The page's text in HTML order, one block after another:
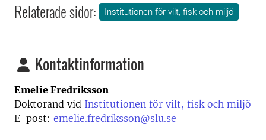
Relaterade sidor: Institutionen för vilt, fisk och miljö
Kontaktinformation
Emelie Fredriksson
Doktorand vid Institutionen för vilt, fisk och miljö
E-post: emelie.fredriksson@slu.se